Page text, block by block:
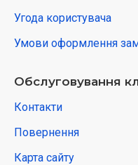
Угода користувача
Умови оформлення
Обслуговування
Контакти
Повернення
Карта сайту